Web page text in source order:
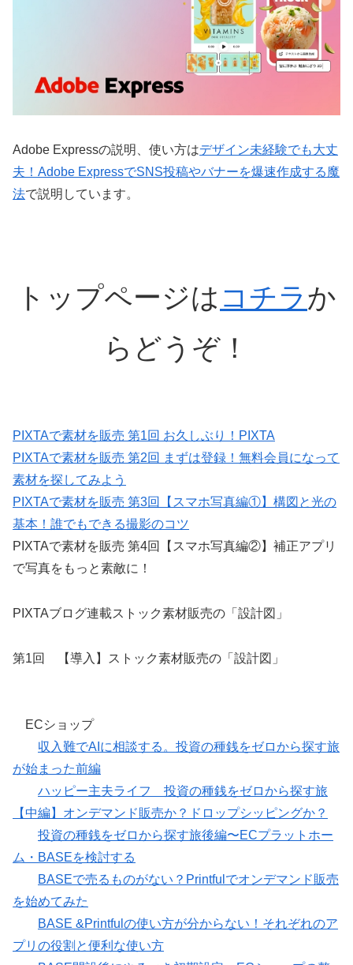
Adobe Expressの説明、使い方はデザイン未経験でも大丈
夫！Adobe ExpressでSNS投稿やバナーを爆速作成する魔
法で説明しています。
トップページは コチラか
らどうぞ！
PIXTAで素材を販売 第1回 お久しぶり！PIXTA
PIXTAで素材を販売 第2回 まずは登録！無料会員になって
素材を探してみよう
PIXTAで素材を販売 第3回【スマホ写真編①】構図と光の
基本！誰でもできる撮影のコツ
PIXTAで素材を販売 第4回【スマホ写真編②】補正アプリ
で写真をもっと素敵に！
PIXTAブログ連載ストック素材販売の「設計図」
第1回 【導入】ストック素材販売の「設計図」
ECショップ
収入難でAIに相談する。投資の種銭をゼロから探す旅
が始まった前編
ハッピー主夫ライフ 投資の種銭をゼロから探す旅
【中編】オンデマンド販売か？ドロップシッピングか？
投資の種銭をゼロから探す旅後編〜ECプラットホー
ム・BASEを検討する
BASEで売るものがない？Printfulでオンデマンド販売
を始めてみた
BASE &Printfulの使い方が分からない！それぞれのア
プリの役割と便利な使い方